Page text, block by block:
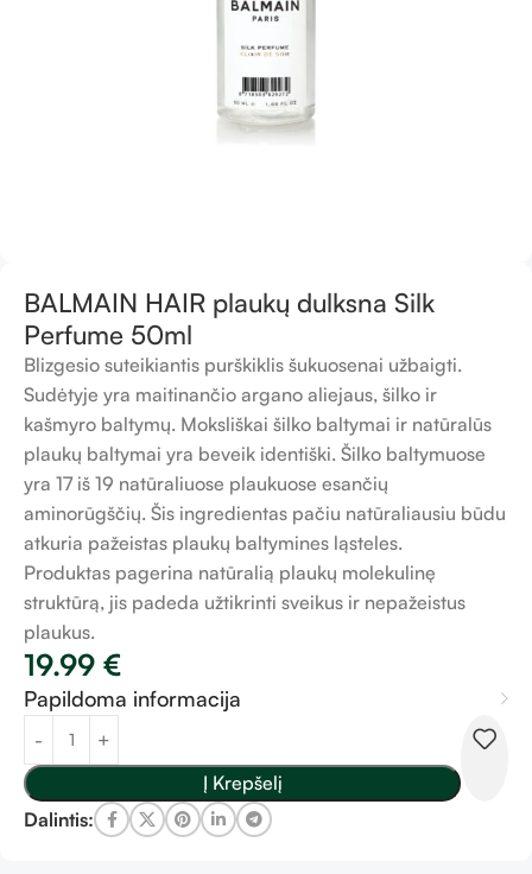
BALMAIN HAIR plaukų dulksna Silk
Perfume 50ml
Blizgesio suteikiantis purškiklis šukuosenai užbaigti.
Sudėtyje yra maitinančio argano aliejaus, šilko ir
kašmyro baltymų. Moksliškai šilko baltymai ir natūralūs
plaukų baltymai yra beveik identiški. Šilko baltymuose
yra 17 iš 19 natūraliuose plaukuose esančių
aminorūgščių. Šis ingredientas pačiu natūraliausiu būdu
atkuria pažeistas plaukų baltymines ląsteles.
Produktas pagerina natūralią plaukų molekulinę
struktūrą, jis padeda užtikrinti sveikus ir nepažeistus
plaukus.
19.99 €
Papildoma informacija
Į Krepšelį
Dalintis: